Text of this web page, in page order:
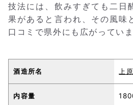
技法には、飲みすぎても二日
果があると言われ、その風味
口コミで県外にも広がっていま
酒造所名 上
内容量